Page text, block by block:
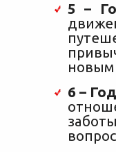
5 –
новым
6 –